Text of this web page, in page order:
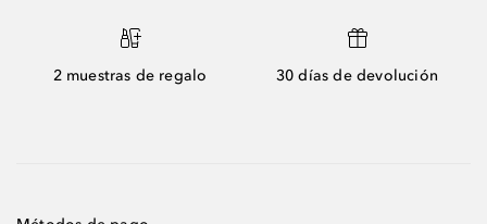
2 muestras de regalo 30 días de devolución